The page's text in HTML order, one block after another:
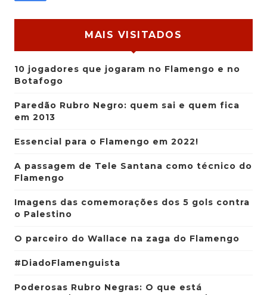
MAIS VISITADOS
10 jogadores que jogaram no Flamengo e no
Botafogo
Paredão Rubro Negro: quem sai e quem fica
em 2013
Essencial para o Flamengo em 2022!
A passagem de Tele Santana como técnico do
Flamengo
Imagens das comemorações dos 5 gols contra
o Palestino
O parceiro do Wallace na zaga do Flamengo
#DiadoFlamenguista
Poderosas Rubro Negras: O que está